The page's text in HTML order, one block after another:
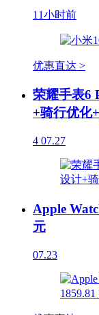
11小时前
优惠直达 >
荣耀手表6
+骑行优化
4 07.27
Apple
元
07.23